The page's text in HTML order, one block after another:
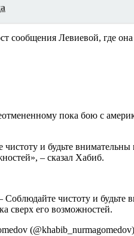
сообщения Левиевой, где
пока бою с
и будьте
– сказал Хабиб.
чистоту и будьте
сверх его возможностей.